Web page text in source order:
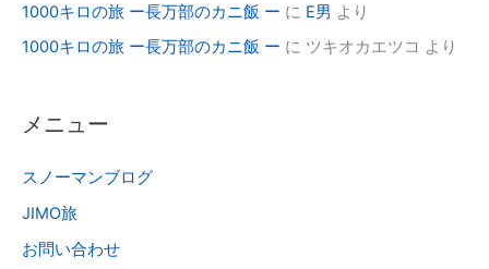
1000キロの旅 ー長万部のカニ飯 ー に E男 より
1000キロの旅 ー長万部のカニ飯 ー に ツキオカエツコ より
メニュー
スノーマンブログ
JIMO旅
お問い合わせ